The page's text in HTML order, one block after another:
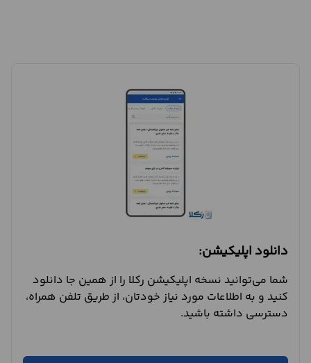
دانلود اپلیکیشن:
شما می‌توانید نسخه اپلیکیشن رکلا را از همین جا دانلود
کنید و به اطلاعات مورد نیاز خودتان، از طریق تلفن همراه،
دسترسی داشته باشید.